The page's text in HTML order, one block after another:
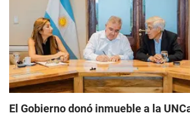
El Gobierno donó inmueble a la